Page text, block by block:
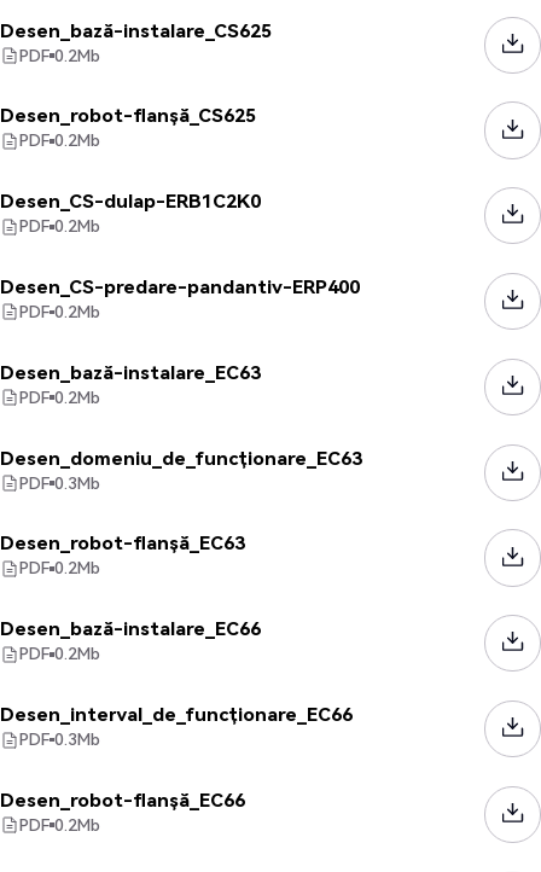
Desen_bază-instalare_CS625
PDF 0.2Mb
Desen_robot-flanșă_CS625
PDF 0.2Mb
Desen_CS-dulap-ERB1C2K0
PDF 0.2Mb
Desen_CS-predare-pandantiv-ERP400
PDF 0.2Mb
Desen_bază-instalare_EC63
PDF 0.2Mb
Desen_domeniu_de_funcționare_EC63
PDF 0.3Mb
Desen_robot-flanșă_EC63
PDF 0.2Mb
Desen_bază-instalare_EC66
PDF 0.2Mb
Desen_interval_de_funcționare_EC66
PDF 0.3Mb
Desen_robot-flanșă_EC66
PDF 0.2Mb